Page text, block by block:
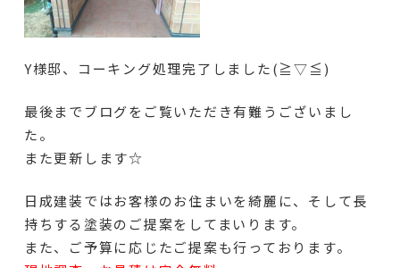
Y様邸、コーキング処理完了しました(≧▽≦)
最後までブログをご覧いただき有難うございまし
た。
また更新します☆
日成建装ではお客様のお住まいを綺麗に、そして長
持ちする塗装のご提案をしてまいります。
また、ご予算に応じたご提案も行っております。